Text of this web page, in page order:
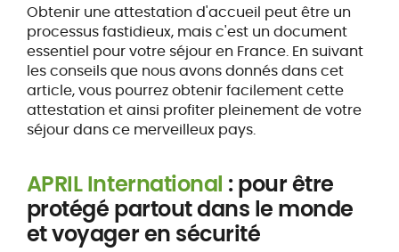
Obtenir une attestation d'accueil peut être un
processus fastidieux, mais c'est un document
essentiel pour votre séjour en France. En suivant
les conseils que nous avons donnés dans cet
article, vous pourrez obtenir facilement cette
attestation et ainsi profiter pleinement de votre
séjour dans ce merveilleux pays.
APRIL International : pour être
protégé partout dans le monde
et voyager en sécurité